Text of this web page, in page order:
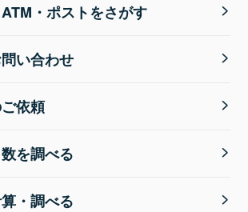
・ポストをさがす
い合わせ
依頼
を調べる
・調べる